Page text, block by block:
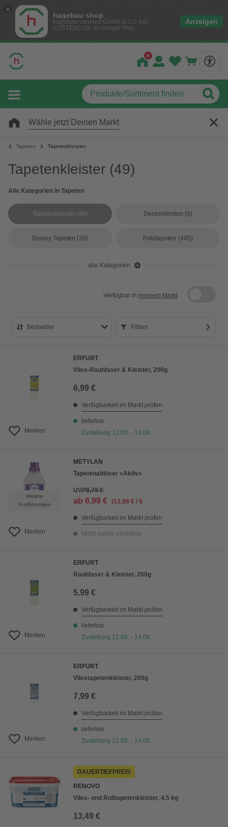
hagebau shop
hagebau connect GmbH & Co. KG
KOSTENLOS- In Google Play
Anzeigen
Wähle jetzt Deinen Markt
Tapeten Tapetenkleister
Tapetenkleister (49)
Alle Kategorien in Tapeten
Tapetenkleister (49) Deckenleisten (8)
Disney Tapeten (39) Fototapeten (445)
alle Kategorien
Verfügbar in meinem Markt
Bestseller
Preis aufsteigend
Preis absteigend
Filtern
Merken
ERFURT
Vlies-Rauhfaser & Kleister, 200g
6,99 €
Verfügbarkeit im Markt prüfen
lieferbar
Zustellung 12.08. - 14.08.
Weitere
Ausführungen
Merken
METYLAN
Tapetenablöser »Aktiv«
UVP8,79 €
ab 6,99 € (13,98 € / l)
Verfügbarkeit im Markt prüfen
Nicht online erhältlich
Merken
ERFURT
Rauhfaser & Kleister, 200g
5,99 €
Verfügbarkeit im Markt prüfen
lieferbar
Zustellung 12.08. - 14.08.
Merken
ERFURT
Vliestapetenkleister, 200g
7,99 €
Verfügbarkeit im Markt prüfen
lieferbar
Zustellung 12.08. - 14.08.
DAUERTIEFPREIS
RENOVO
Vlies- und Rolltapetenkleister, 4,5 kg
13,49 €